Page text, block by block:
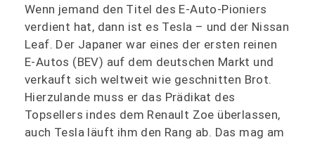
Wenn jemand den Titel des E-Auto-Pioniers
verdient hat, dann ist es Tesla – und der Nissan
Leaf. Der Japaner war eines der ersten reinen
E-Autos (BEV) auf dem deutschen Markt und
verkauft sich weltweit wie geschnitten Brot.
Hierzulande muss er das Prädikat des
Topsellers indes dem Renault Zoe überlassen,
auch Tesla läuft ihm den Rang ab. Das mag am